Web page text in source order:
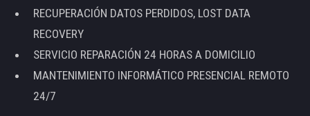
RECUPERACIÓN DATOS PERDIDOS, LOST DATA
RECOVERY
SERVICIO REPARACIÓN 24 HORAS A DOMICILIO
MANTENIMIENTO INFORMÁTICO PRESENCIAL REMOTO
24/7